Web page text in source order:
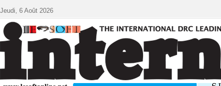
Jeudi, 6 Août 2026